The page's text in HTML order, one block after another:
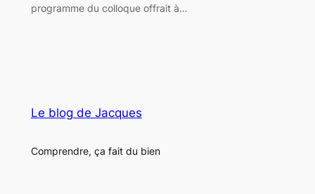
programme du colloque offrait à…
Le blog de Jacques
Comprendre, ça fait du bien